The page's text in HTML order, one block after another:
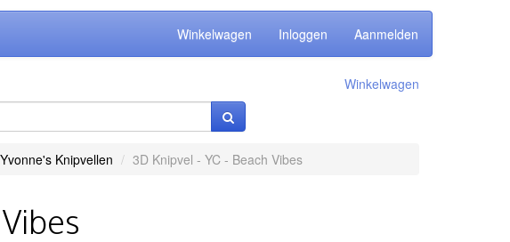
Winkelwagen Inloggen Aanmelden
Winkelwagen
Yvonne's Knipvellen 3D Knipvel - YC - Beach Vibes